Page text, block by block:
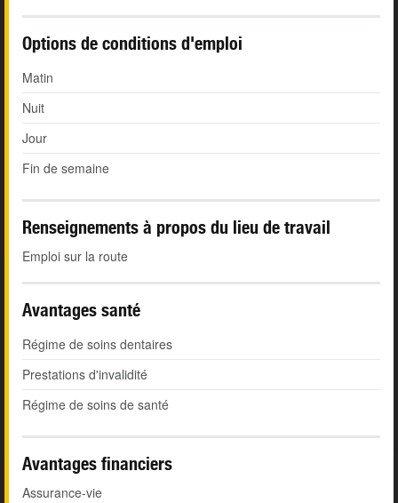
Options de conditions d'emploi
Matin
Nuit
Jour
Fin de semaine
Renseignements à propos du lieu de travail
Emploi sur la route
Avantages santé
Régime de soins dentaires
Prestations d'invalidité
Régime de soins de santé
Avantages financiers
Assurance-vie